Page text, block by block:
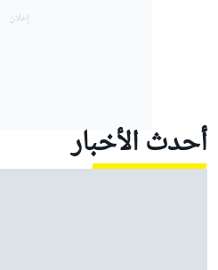
أحدث الأخبار